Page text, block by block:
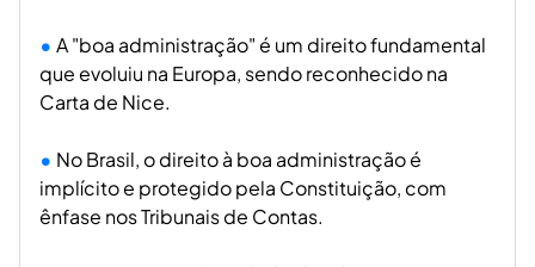
A "boa administração" é um direito fundamental
que evoluiu na Europa, sendo reconhecido na
Carta de Nice.
No Brasil, o direito à boa administração é
implícito e protegido pela Constituição, com
ênfase nos Tribunais de Contas.